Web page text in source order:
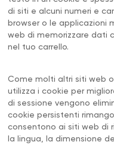
di siti e alcuni numeri e
browser o le applicazioni
web di memorizzare dati
nel tuo carrello.
Come molti altri siti web
utilizza i cookie per
di sessione vengono
cookie persistenti
consentono ai siti web di
la lingua, la dimensione